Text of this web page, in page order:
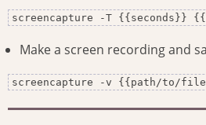
screencapture -T {{seconds}}
Make a screen recording and
screencapture -v {{path/to/